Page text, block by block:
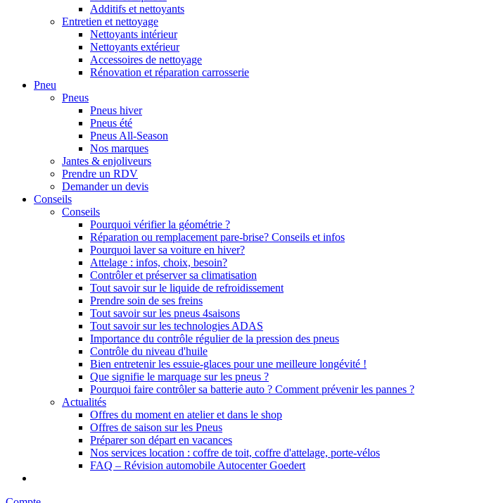
Additifs et nettoyants
Entretien et nettoyage
Nettoyants intérieur
Nettoyants extérieur
Accessoires de nettoyage
Rénovation et réparation carrosserie
Pneu
Pneus
Pneus hiver
Pneus été
Pneus All-Season
Nos marques
Jantes & enjoliveurs
Prendre un RDV
Demander un devis
Conseils
Conseils
Pourquoi vérifier la géométrie ?
Réparation ou remplacement pare-brise? Conseils et infos
Pourquoi laver sa voiture en hiver?
Attelage : infos, choix, besoin?
Contrôler et préserver sa climatisation
Tout savoir sur le liquide de refroidissement
Prendre soin de ses freins
Tout savoir sur les pneus 4saisons
Tout savoir sur les technologies ADAS
Importance du contrôle régulier de la pression des pneus
Contrôle du niveau d'huile
Bien entretenir les essuie-glaces pour une meilleure longévité !
Que signifie le marquage sur les pneus ?
Pourquoi faire contrôler sa batterie auto ? Comment prévenir les pannes ?
Actualités
Offres du moment en atelier et dans le shop
Offres de saison sur les Pneus
Préparer son départ en vacances
Nos services location : coffre de toit, coffre d'attelage, porte-vélos
FAQ – Révision automobile Autocenter Goedert